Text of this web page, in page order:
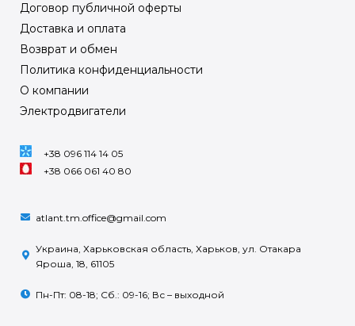
Договор публичной оферты
Доставка и оплата
Возврат и обмен
Политика конфиденциальности
О компании
Электродвигатели
+38 096 114 14 05
+38 066 061 40 80
atlant.tm.office@gmail.com
Украина, Харьковская область, Харьков, ул. Отакара
Яроша, 18, 61105
Пн-Пт: 08-18; Сб.: 09-16; Вс – выходной